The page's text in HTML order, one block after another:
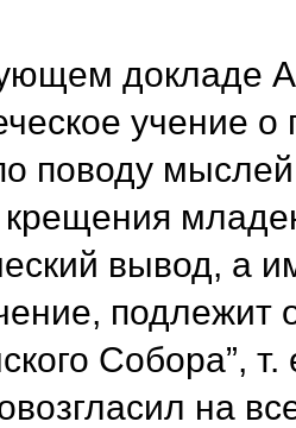
докладе
учение
поводу
крещения
вывод, а
подлежит
Собора”,
на